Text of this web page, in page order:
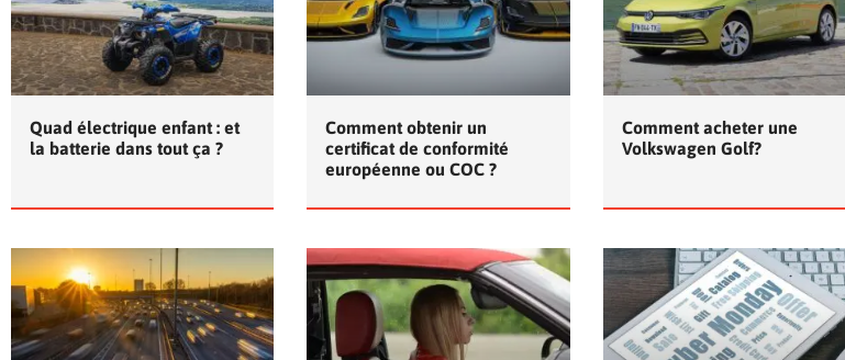
Quad électrique enfant : et
la batterie dans tout ça ?
Comment obtenir un
certificat de conformité
européenne ou COC ?
Comment acheter une
Volkswagen Golf?